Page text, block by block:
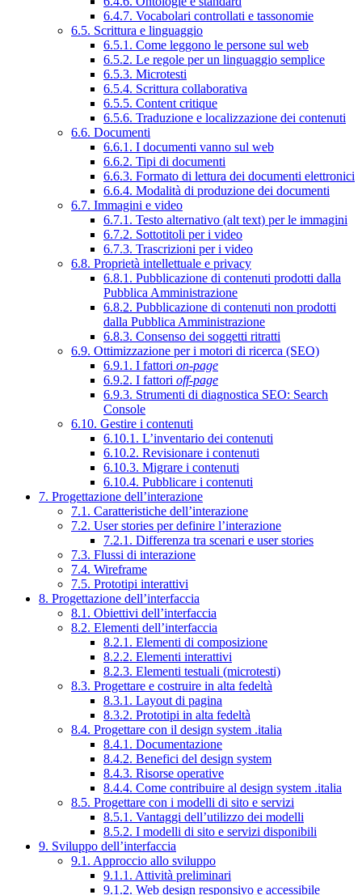
6.4.7. Vocabolari controllati e tassonomie
6.5. Scrittura e linguaggio
6.5.1. Come leggono le persone sul web
6.5.2. Le regole per un linguaggio semplice
6.5.3. Microtesti
6.5.4. Scrittura collaborativa
6.5.5. Content critique
6.5.6. Traduzione e localizzazione dei contenuti
6.6. Documenti
6.6.1. I documenti vanno sul web
6.6.2. Tipi di documenti
6.6.3. Formato di lettura dei documenti elettronici
6.6.4. Modalità di produzione dei documenti
6.7. Immagini e video
6.7.1. Testo alternativo (alt text) per le immagini
6.7.2. Sottotitoli per i video
6.7.3. Trascrizioni per i video
6.8. Proprietà intellettuale e privacy
6.8.1. Pubblicazione di contenuti prodotti dalla
Pubblica Amministrazione
6.8.2. Pubblicazione di contenuti non prodotti
dalla Pubblica Amministrazione
6.8.3. Consenso dei soggetti ritratti
6.9. Ottimizzazione per i motori di ricerca (SEO)
6.9.1. I fattori on-page
6.9.2. I fattori off-page
6.9.3. Strumenti di diagnostica SEO: Search
Console
6.10. Gestire i contenuti
6.10.1. L’inventario dei contenuti
6.10.2. Revisionare i contenuti
6.10.3. Migrare i contenuti
6.10.4. Pubblicare i contenuti
7. Progettazione dell’interazione
7.1. Caratteristiche dell’interazione
7.2. User stories per definire l’interazione
7.2.1. Differenza tra scenari e user stories
7.3. Flussi di interazione
7.4. Wireframe
7.5. Prototipi interattivi
8. Progettazione dell’interfaccia
8.1. Obiettivi dell’interfaccia
8.2. Elementi dell’interfaccia
8.2.1. Elementi di composizione
8.2.2. Elementi interattivi
8.2.3. Elementi testuali (microtesti)
8.3. Progettare e costruire in alta fedeltà
8.3.1. Layout di pagina
8.3.2. Prototipi in alta fedeltà
8.4. Progettare con il design system .italia
8.4.1. Documentazione
8.4.2. Benefici del design system
8.4.3. Risorse operative
8.4.4. Come contribuire al design system .italia
8.5. Progettare con i modelli di sito e servizi
8.5.1. Vantaggi dell’utilizzo dei modelli
8.5.2. I modelli di sito e servizi disponibili
9. Sviluppo dell’interfaccia
9.1. Approccio allo sviluppo
9.1.1. Attività preliminari
9.1.2. Web design responsivo e accessibile